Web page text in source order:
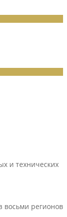
и технических
восьми регионов